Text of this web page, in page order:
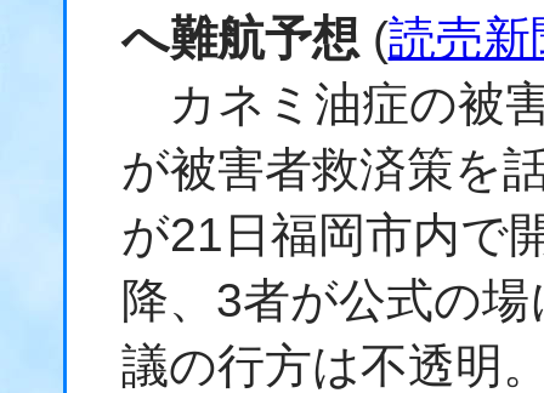
へ難航予想 (読売新
カネミ油症の被
が被害者救済策を
が21日福岡市内で
降、3者が公式の
議の行方は不透明